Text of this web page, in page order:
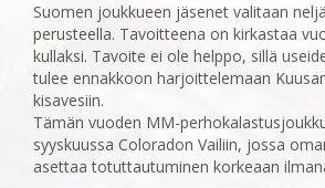
Suomen joukkueen jäsenet valitaan
perusteella. Tavoitteena on kirkastaa
kullaksi. Tavoite ei ole helppo, sillä
tulee ennakkoon harjoittelemaan
kisavesiin.
Tämän vuoden MM-
syyskuussa Coloradon Vailiin, jossa
asettaa totuttautuminen korkeaan